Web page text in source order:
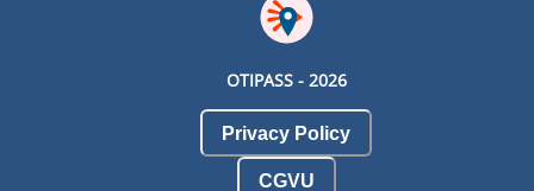
OTIPASS - 2026
Privacy Policy
CGVU